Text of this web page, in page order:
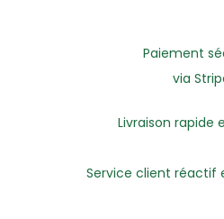
Paiement
via
Livraison rapide
Service client réactif